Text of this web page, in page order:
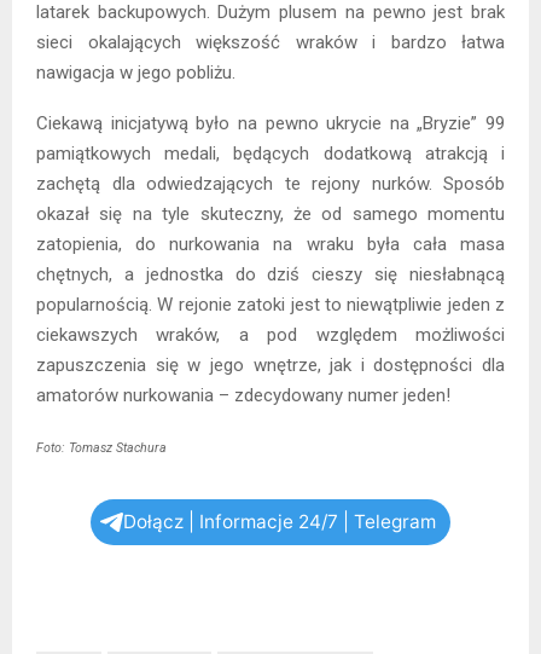
latarek backupowych. Dużym plusem na pewno jest brak
sieci okalających większość wraków i bardzo łatwa
nawigacja w jego pobliżu.
Ciekawą inicjatywą było na pewno ukrycie na „Bryzie” 99
pamiątkowych medali, będących dodatkową atrakcją i
zachętą dla odwiedzających te rejony nurków. Sposób
okazał się na tyle skuteczny, że od samego momentu
zatopienia, do nurkowania na wraku była cała masa
chętnych, a jednostka do dziś cieszy się niesłabnącą
popularnością. W rejonie zatoki jest to niewątpliwie jeden z
ciekawszych wraków, a pod względem możliwości
zapuszczenia się w jego wnętrze, jak i dostępności dla
amatorów nurkowania – zdecydowany numer jeden!
Foto: Tomasz Stachura
Dołącz | Informacje 24/7 | Telegram